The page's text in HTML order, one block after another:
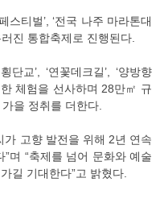
스티벌’, ‘전국 나주 마라톤대
진 통합축제로 진행된다.
교’, ‘연꽃데크길’, ‘양방향
체험을 선사하며 28만㎡ 규
을 정취를 더한다.
가 고향 발전을 위해 2년 연속
며 “축제를 넘어 문화와 예술
길 기대한다”고 밝혔다.